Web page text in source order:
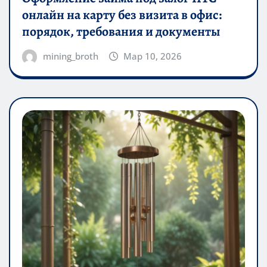
онлайн на карту без визита в офис:
порядок, требования и документы
mining_broth Мар 10, 2026